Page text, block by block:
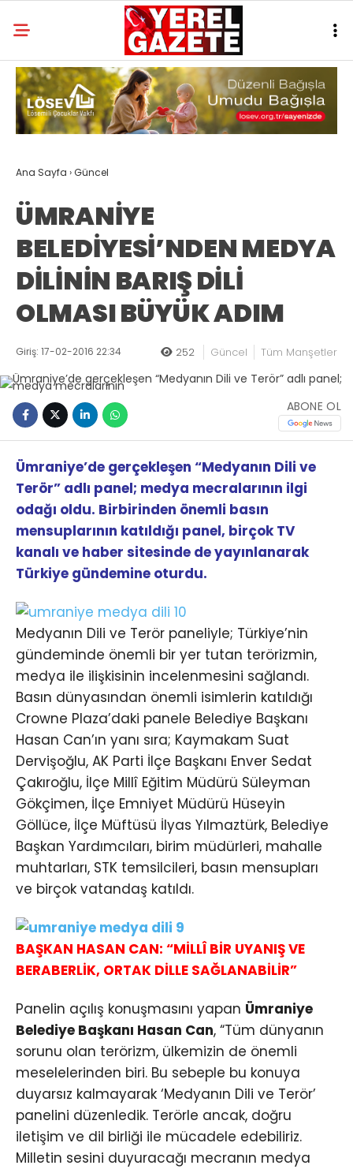
Ana Sayfa ›Güncel
ÜMRANİYE
BELEDİYESİ’NDEN MEDYA
DİLİNİN BARIŞ DİLİ
OLMASI BÜYÜK ADIM
Giriş: 17-02-2016 22:34 252 Güncel Tüm Manşetler
ABONE OL
Ümraniye’de gerçekleşen “Medyanın Dili ve
Terör” adlı panel; medya mecralarının ilgi
odağı oldu. Birbirinden önemli basın
mensuplarının katıldığı panel, birçok TV
kanalı ve haber sitesinde de yayınlanarak
Türkiye gündemine oturdu.
Medyanın Dili ve Terör paneliyle; Türkiye’nin
gündeminde önemli bir yer tutan terörizmin,
medya ile ilişkisinin incelenmesini sağlandı.
Basın dünyasından önemli isimlerin katıldığı
Crowne Plaza’daki panele Belediye Başkanı
Hasan Can’ın yanı sıra; Kaymakam Suat
Dervişoğlu, AK Parti İlçe Başkanı Enver Sedat
Çakıroğlu, İlçe Millî Eğitim Müdürü Süleyman
Gökçimen, İlçe Emniyet Müdürü Hüseyin
Göllüce, İlçe Müftüsü İlyas Yılmaztürk, Belediye
Başkan Yardımcıları, birim müdürleri, mahalle
muhtarları, STK temsilcileri, basın mensupları
ve birçok vatandaş katıldı.
BAŞKAN HASAN CAN: “MİLLÎ BİR UYANIŞ VE
BERABERLİK, ORTAK DİLLE SAĞLANABİLİR”
Panelin açılış konuşmasını yapan Ümraniye
Belediye Başkanı Hasan Can, “Tüm dünyanın
sorunu olan terörizm, ülkemizin de önemli
meselelerinden biri. Bu sebeple bu konuya
duyarsız kalmayarak ‘Medyanın Dili ve Terör’
panelini düzenledik. Terörle ancak, doğru
iletişim ve dil birliği ile mücadele edebiliriz.
Milletin sesini duyuracağı mecranın medya